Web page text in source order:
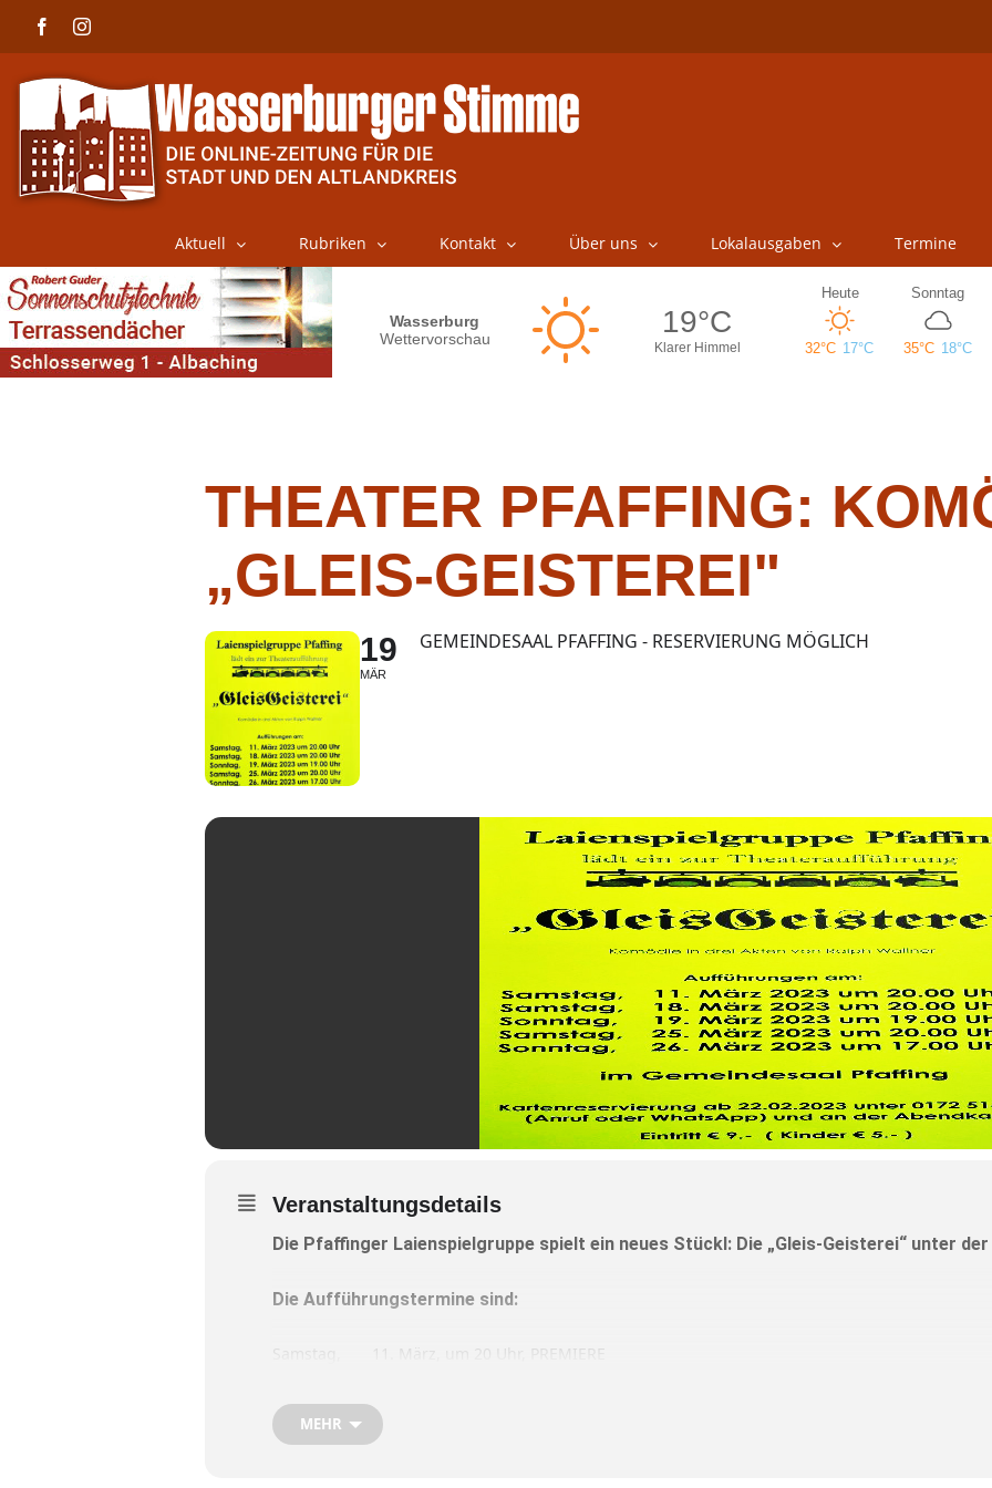
FacebookInstagram
Aktuell Rubriken Kontakt Über uns Lokalausgaben Termine
THEATER PFAFFING:
„GLEIS-GEISTEREI"
19
MÄR
GEMEINDESAAL PFAFFING - RESERVIERUNG MÖGLICH
Veranstaltungsdetails
Die Pfaffinger Laienspielgruppe spielt ein neues Stückl: Die „Gleis-Geisterei“ unter
Die Aufführungstermine sind:
Samstag, 11. März, um 20 Uhr, PREMIERE
Sonntag, 19. März um 19 Uhr
MEHR